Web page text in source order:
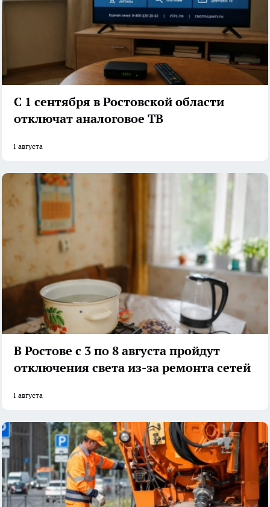
С 1 сентября в Ростовской области
отключат аналоговое ТВ
1 августа
В Ростове с 3 по 8 августа пройдут
отключения света из-за ремонта сетей
1 августа